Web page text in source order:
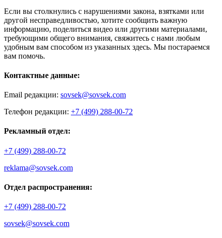
Если вы столкнулись с нарушениями закона, взятками или
другой несправедливостью, хотите сообщить важную
информацию, поделиться видео или другими материалами,
требующими общего внимания, свяжитесь с нами любым
удобным вам способом из указанных здесь. Мы постараемся
вам помочь.
Контактные данные:
Email редакции: sovsek@sovsek.com
Телефон редакции: +7 (499) 288-00-72
Рекламный отдел:
+7 (499) 288-00-72
reklama@sovsek.com
Отдел распространения:
+7 (499) 288-00-72
sovsek@sovsek.com